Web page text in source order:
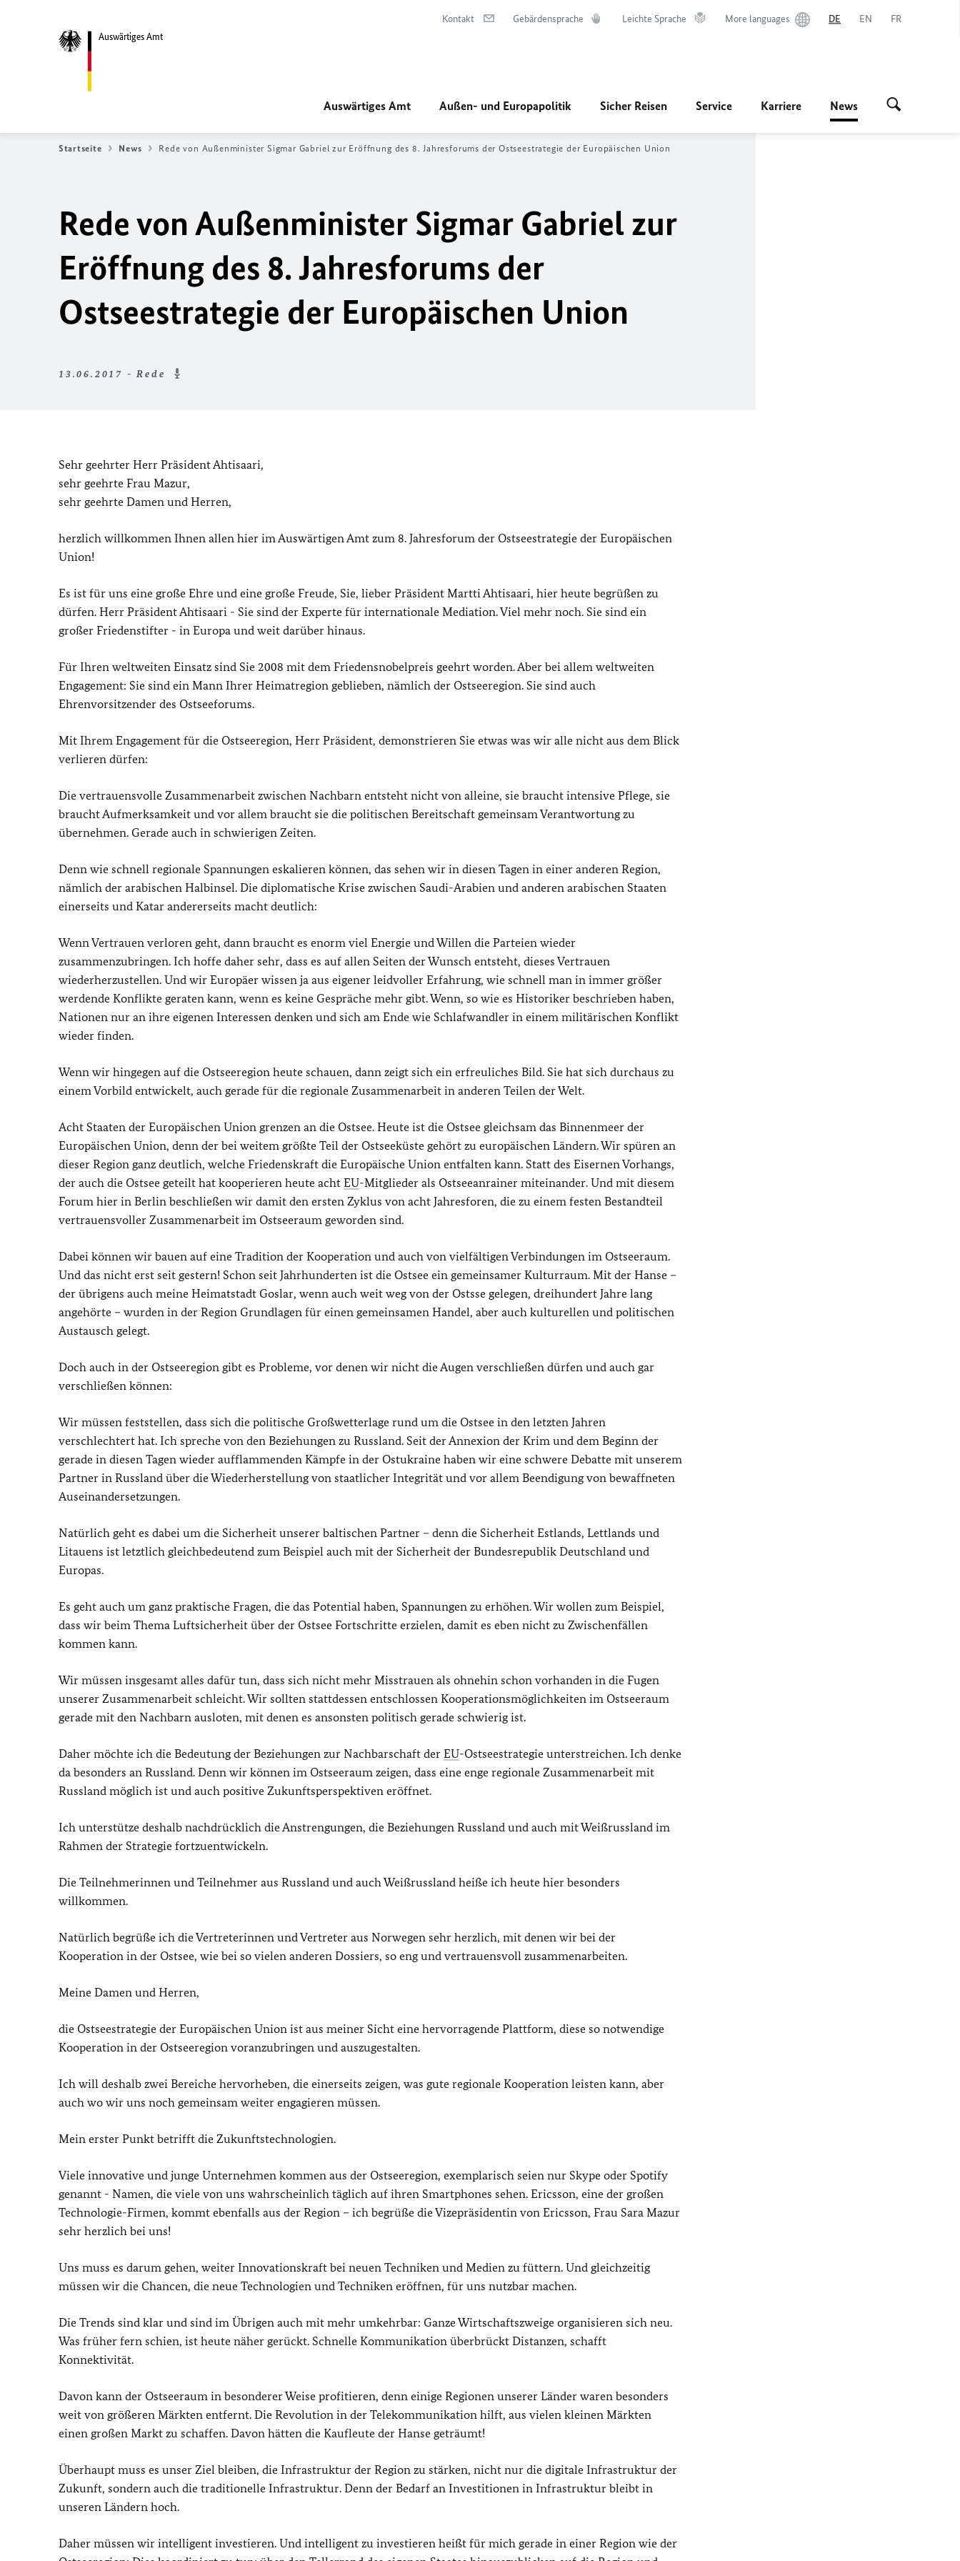
Auswärtiges Amt
Kontakt Gebärdensprache Leichte Sprache More languages DE EN FR
Auswärtiges Amt Außen- und Europapolitik Sicher Reisen Service Karriere News
Startseite News Rede von Außenminister Sigmar Gabriel zur Eröffnung des 8. Jahresforums der Ostseestrategie der Europäischen Union
Rede von Außenminister Sigmar Gabriel zur
Eröffnung des 8. Jahresforums der
Ostseestrategie der Europäischen Union
13.06.2017 - Rede
Sehr geehrter Herr Präsident Ahtisaari,
sehr geehrte Frau Mazur,
sehr geehrte Damen und Herren,
herzlich willkommen Ihnen allen hier im Auswärtigen Amt zum 8. Jahresforum der Ostseestrategie der Europäischen
Union!
Es ist für uns eine große Ehre und eine große Freude, Sie, lieber Präsident Martti Ahtisaari, hier heute begrüßen zu
dürfen. Herr Präsident Ahtisaari - Sie sind der Experte für internationale Mediation. Viel mehr noch. Sie sind ein
großer Friedenstifter - in Europa und weit darüber hinaus.
Für Ihren weltweiten Einsatz sind Sie 2008 mit dem Friedensnobelpreis geehrt worden. Aber bei allem weltweiten
Engagement: Sie sind ein Mann Ihrer Heimatregion geblieben, nämlich der Ostseeregion. Sie sind auch
Ehrenvorsitzender des Ostseeforums.
Mit Ihrem Engagement für die Ostseeregion, Herr Präsident, demonstrieren Sie etwas was wir alle nicht aus dem Blick
verlieren dürfen:
Die vertrauensvolle Zusammenarbeit zwischen Nachbarn entsteht nicht von alleine, sie braucht intensive Pflege, sie
braucht Aufmerksamkeit und vor allem braucht sie die politischen Bereitschaft gemeinsam Verantwortung zu
übernehmen. Gerade auch in schwierigen Zeiten.
Denn wie schnell regionale Spannungen eskalieren können, das sehen wir in diesen Tagen in einer anderen Region,
nämlich der arabischen Halbinsel. Die diplomatische Krise zwischen Saudi-Arabien und anderen arabischen Staaten
einerseits und Katar andererseits macht deutlich:
Wenn Vertrauen verloren geht, dann braucht es enorm viel Energie und Willen die Parteien wieder
zusammenzubringen. Ich hoffe daher sehr, dass es auf allen Seiten der Wunsch entsteht, dieses Vertrauen
wiederherzustellen. Und wir Europäer wissen ja aus eigener leidvoller Erfahrung, wie schnell man in immer größer
werdende Konflikte geraten kann, wenn es keine Gespräche mehr gibt. Wenn, so wie es Historiker beschrieben haben,
Nationen nur an ihre eigenen Interessen denken und sich am Ende wie Schlafwandler in einem militärischen Konflikt
wieder finden.
Wenn wir hingegen auf die Ostseeregion heute schauen, dann zeigt sich ein erfreuliches Bild. Sie hat sich durchaus zu
einem Vorbild entwickelt, auch gerade für die regionale Zusammenarbeit in anderen Teilen der Welt.
Acht Staaten der Europäischen Union grenzen an die Ostsee. Heute ist die Ostsee gleichsam das Binnenmeer der
Europäischen Union, denn der bei weitem größte Teil der Ostseeküste gehört zu europäischen Ländern. Wir spüren an
dieser Region ganz deutlich, welche Friedenskraft die Europäische Union entfalten kann. Statt des Eisernen Vorhangs,
der auch die Ostsee geteilt hat kooperieren heute acht EU-Mitglieder als Ostseeanrainer miteinander. Und mit diesem
Forum hier in Berlin beschließen wir damit den ersten Zyklus von acht Jahresforen, die zu einem festen Bestandteil
vertrauensvoller Zusammenarbeit im Ostseeraum geworden sind.
Dabei können wir bauen auf eine Tradition der Kooperation und auch von vielfältigen Verbindungen im Ostseeraum.
Und das nicht erst seit gestern! Schon seit Jahrhunderten ist die Ostsee ein gemeinsamer Kulturraum. Mit der Hanse –
der übrigens auch meine Heimatstadt Goslar, wenn auch weit weg von der Ostsse gelegen, dreihundert Jahre lang
angehörte – wurden in der Region Grundlagen für einen gemeinsamen Handel, aber auch kulturellen und politischen
Austausch gelegt.
Doch auch in der Ostseeregion gibt es Probleme, vor denen wir nicht die Augen verschließen dürfen und auch gar
verschließen können:
Wir müssen feststellen, dass sich die politische Großwetterlage rund um die Ostsee in den letzten Jahren
verschlechtert hat. Ich spreche von den Beziehungen zu Russland. Seit der Annexion der Krim und dem Beginn der
gerade in diesen Tagen wieder aufflammenden Kämpfe in der Ostukraine haben wir eine schwere Debatte mit unserem
Partner in Russland über die Wiederherstellung von staatlicher Integrität und vor allem Beendigung von bewaffneten
Auseinandersetzungen.
Natürlich geht es dabei um die Sicherheit unserer baltischen Partner – denn die Sicherheit Estlands, Lettlands und
Litauens ist letztlich gleichbedeutend zum Beispiel auch mit der Sicherheit der Bundesrepublik Deutschland und
Europas.
Es geht auch um ganz praktische Fragen, die das Potential haben, Spannungen zu erhöhen. Wir wollen zum Beispiel,
dass wir beim Thema Luftsicherheit über der Ostsee Fortschritte erzielen, damit es eben nicht zu Zwischenfällen
kommen kann.
Wir müssen insgesamt alles dafür tun, dass sich nicht mehr Misstrauen als ohnehin schon vorhanden in die Fugen
unserer Zusammenarbeit schleicht. Wir sollten stattdessen entschlossen Kooperationsmöglichkeiten im Ostseeraum
gerade mit den Nachbarn ausloten, mit denen es ansonsten politisch gerade schwierig ist.
Daher möchte ich die Bedeutung der Beziehungen zur Nachbarschaft der EU-Ostseestrategie unterstreichen. Ich denke
da besonders an Russland. Denn wir können im Ostseeraum zeigen, dass eine enge regionale Zusammenarbeit mit
Russland möglich ist und auch positive Zukunftsperspektiven eröffnet.
Ich unterstütze deshalb nachdrücklich die Anstrengungen, die Beziehungen Russland und auch mit Weißrussland im
Rahmen der Strategie fortzuentwickeln.
Die Teilnehmerinnen und Teilnehmer aus Russland und auch Weißrussland heiße ich heute hier besonders
willkommen.
Natürlich begrüße ich die Vertreterinnen und Vertreter aus Norwegen sehr herzlich, mit denen wir bei der
Kooperation in der Ostsee, wie bei so vielen anderen Dossiers, so eng und vertrauensvoll zusammenarbeiten.
Meine Damen und Herren,
die Ostseestrategie der Europäischen Union ist aus meiner Sicht eine hervorragende Plattform, diese so notwendige
Kooperation in der Ostseeregion voranzubringen und auszugestalten.
Ich will deshalb zwei Bereiche hervorheben, die einerseits zeigen, was gute regionale Kooperation leisten kann, aber
auch wo wir uns noch gemeinsam weiter engagieren müssen.
Mein erster Punkt betrifft die Zukunftstechnologien.
Viele innovative und junge Unternehmen kommen aus der Ostseeregion, exemplarisch seien nur Skype oder Spotify
genannt - Namen, die viele von uns wahrscheinlich täglich auf ihren Smartphones sehen. Ericsson, eine der großen
Technologie-Firmen, kommt ebenfalls aus der Region – ich begrüße die Vizepräsidentin von Ericsson, Frau Sara Mazur
sehr herzlich bei uns!
Uns muss es darum gehen, weiter Innovationskraft bei neuen Techniken und Medien zu füttern. Und gleichzeitig
müssen wir die Chancen, die neue Technologien und Techniken eröffnen, für uns nutzbar machen.
Die Trends sind klar und sind im Übrigen auch mit mehr umkehrbar: Ganze Wirtschaftszweige organisieren sich neu.
Was früher fern schien, ist heute näher gerückt. Schnelle Kommunikation überbrückt Distanzen, schafft
Konnektivität.
Davon kann der Ostseeraum in besonderer Weise profitieren, denn einige Regionen unserer Länder waren besonders
weit von größeren Märkten entfernt. Die Revolution in der Telekommunikation hilft, aus vielen kleinen Märkten
einen großen Markt zu schaffen. Davon hätten die Kaufleute der Hanse geträumt!
Überhaupt muss es unser Ziel bleiben, die Infrastruktur der Region zu stärken, nicht nur die digitale Infrastruktur der
Zukunft, sondern auch die traditionelle Infrastruktur. Denn der Bedarf an Investitionen in Infrastruktur bleibt in
unseren Ländern hoch.
Daher müssen wir intelligent investieren. Und intelligent zu investieren heißt für mich gerade in einer Region wie der